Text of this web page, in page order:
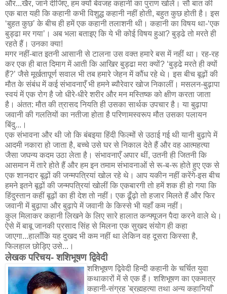
और...खैर, जाने दीजिए, हम क्यों बेवजह कहानी का पुराण खोलें। सौ बात की
एक बात यही कि कहानी कभी विशुद्ध कहानी नहीं होती, बहुत कुछ होती है। इस
‘बुहत कुछ’ के बीच ही हमें एक कहानी तलाशनी थी। कहानी का विषय था-‘एक
बुड्ढा मर गया’। अब भला बताइए कि ये भी कोई विषय हुआ? बुड्ढे तो मरते ही
रहते हैं। उनका क्या!
मगर नहीं-बात इतनी आसानी से टालना उस वक्त हमारे बस में नहीं था। रह-रह
कर एक ही बात दिमाग में आती कि आखिर बुड्ढा मरा क्यों? ‘बुड्ढे मरते ही क्यों
हैं?’ जैसे मूर्खतापूर्ण सवाल भी तब हमारे जेहन में कौंध रहे थे। इस बीच बूढ़ों की
मौत के संबंध में कई संभावनाएँ भी हमने ब्यौरेवार खोज निकालीं। मसलन-बुढ़ापा
स्वयं में एक रोग है जो धीरे-धीरे शरीर और मन मस्तिष्क को क्षीण करता जाता
है। अंतत: मौत की त्रासद नियति ही उसका सार्थक उपचार है। या बुढ़ापा
जवानी की गलतियों का नतीजा होता है परिणामस्वरूप मौत उसका पलायन
बिंदु...।
एक संभावना और थी जो कि बंबइया हिंदी फिल्मों से उठाई गई थी यानी बुढ़ापे में
आदमी नकारा हो जाता है, बच्चे उसे घर से निकाल देते हैं और वह आत्महत्या
जैसा जघन्य कदम उठा लेता है। संभावनाएँ अपार थीं, उतनी ही जितनी कि
आसमान में तारे होते हैं और हम इन तमाम संभावनाओं से रू-ब-रू होते हुए एक से
एक शानदार बूढ़ों की जन्मपत्रियां खोल रहे थे। आप यकीन नहीं करेंगे-इस बीच
हमने इतने बूढ़ों की जन्मपत्रियां खोलीं कि एकबारगी तो हमें शक ही हो गया कि
हिंदुस्तान कहीं बूढ़ों का ही देश तो नहीं। एक ढूँढ़ो तो हजार मिलते हैं और फिर
जवानी में बुढ़ापा और बुढ़ापे में जवानी के किस्से भी यहाँ कम नहीं।
कुल मिलाकर कहानी लिखने के लिए सारे हालात कन्फ्यूजन पैदा करने वाले थे।
ऐसे में बाबू जानकी प्रसाद सिंह से मिलना एक सुखद संयोग ही कहा
जाएगा...हालाँकि यह दुखद भी कम नहीं था लेकिन वह दूसरा किस्सा है,
फिलहाल छोड़िए उसे...।
लेखक परिचय- शशिभूषण द्विवेदी
शशिभूषण द्विवेदी हिन्दी कहानी के चर्चित युवा
कथाकारों में से एक हैं। शशिभूषण का एकमात्र
कहानी-संग्रह 'ब्रह्महत्या तथा अन्य कहानियाँ'